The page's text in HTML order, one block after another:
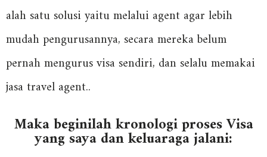
alah satu solusi yaitu melalui agent agar lebih
mudah pengurusannya, secara mereka belum
pernah mengurus visa sendiri, dan selalu memakai
jasa travel agent..
Maka beginilah kronologi proses Visa
yang saya dan keluaraga jalani: